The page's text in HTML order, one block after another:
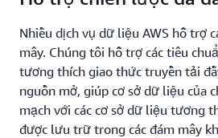
Nhiều dịch vụ dữ liệu AWS hỗ trợ
mây. Chúng tôi hỗ trợ các tiêu
tương thích giao thức truyền tải
nguồn mở, giúp cơ sở dữ liệu của
mạch với các cơ sở dữ liệu tương
được lưu trữ trong các đám mây